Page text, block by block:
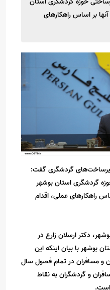
بر اساس راهکارهای
زیرساخت‌های گردشگری گفت:
گردشگری استان بوشهر
راهکارهای عملی، اقدام
دکتر ارسلان زارع در
بوشهر با بیان اینکه این
و مسافران در تمام فصول سال
و گردشگران به نقاط
است.